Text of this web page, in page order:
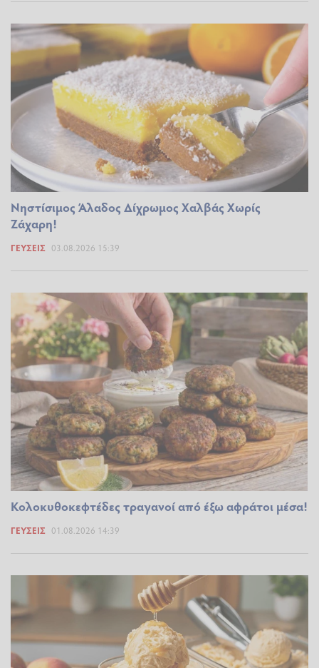
Νηστίσιμος Άλαδος Δίχρωμος Χαλβάς Χωρίς
Ζάχαρη!
ΓΕΎΣΕΙΣ 03.08.2026 15:39
Κολοκυθοκεφτέδες τραγανοί από έξω αφράτοι μέσα!
ΓΕΎΣΕΙΣ 01.08.2026 14:39